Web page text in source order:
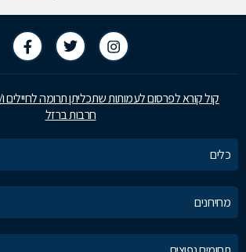
קול קורא לפרסום לעמותות שתכליתן תרומה
חרבות ברזל
כלים
מחירונים